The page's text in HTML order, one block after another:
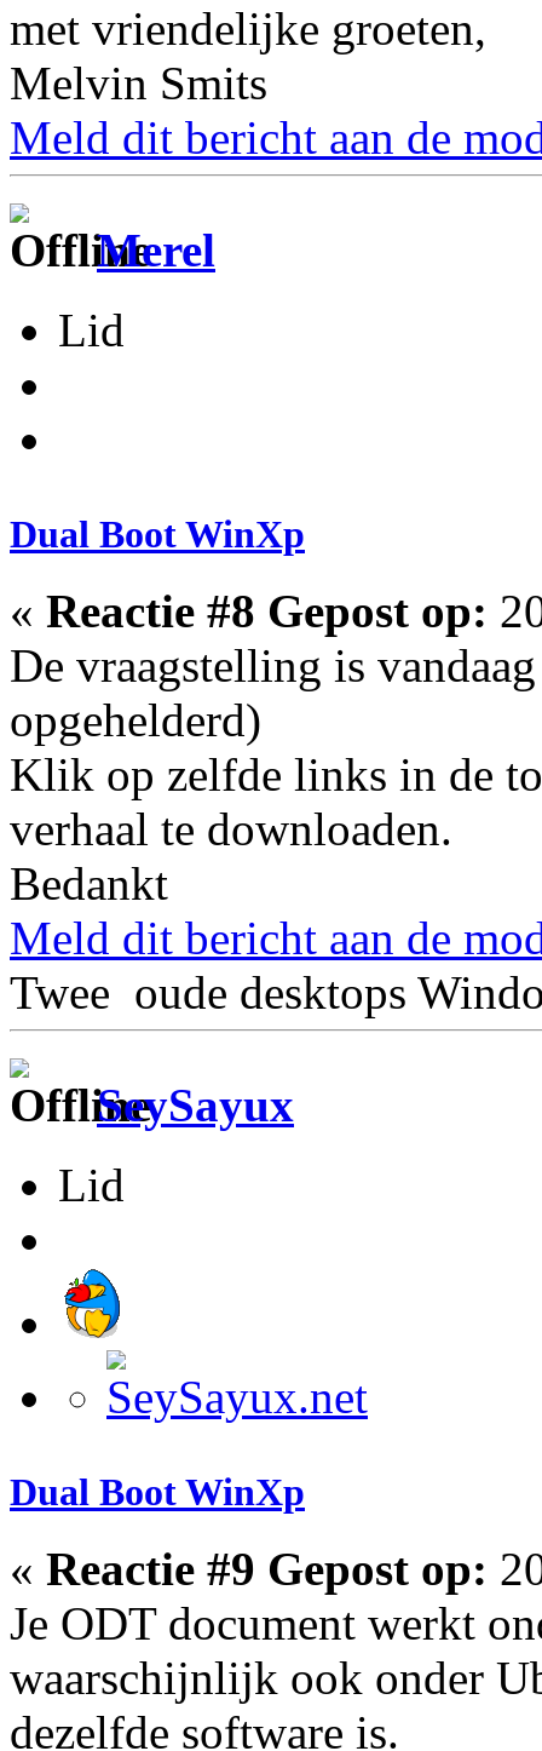
met vriendelijke groeten,
Melvin Smits
Meld dit bericht aan de
Merel
Lid
Dual Boot WinXp
« Reactie #8 Gepost op:
De vraagstelling is
opgehelderd)
Klik op zelfde links in de
verhaal te downloaden.
Bedankt
Meld dit bericht aan de
Twee oude desktops
SeySayux
Lid
Dual Boot WinXp
« Reactie #9 Gepost op:
Je ODT document werkt
waarschijnlijk ook onder
dezelfde software is.